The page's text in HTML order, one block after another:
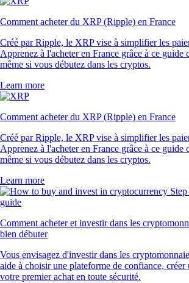
Comment acheter du XRP (Ripple) en France
Créé par Ripple, le XRP vise à simplifier les
Apprenez à l'acheter en France grâce à ce guide
même si vous débutez dans les cryptos.
Learn more
Comment acheter du XRP (Ripple) en France
Créé par Ripple, le XRP vise à simplifier les
Apprenez à l'acheter en France grâce à ce guide
même si vous débutez dans les cryptos.
Learn more
Comment acheter et investir dans les
bien débuter
Vous envisagez d'investir dans les
aide à choisir une plateforme de confiance, créer
votre premier achat en toute sécurité.